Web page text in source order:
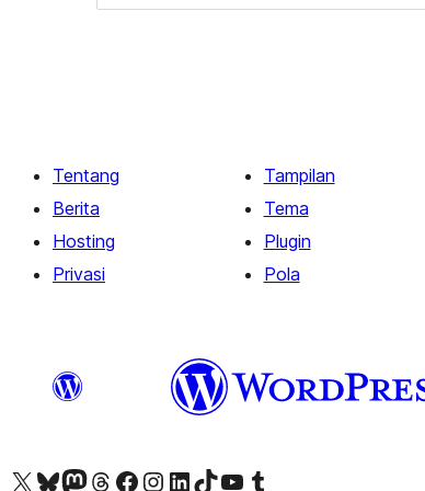
Tentang
Berita
Hosting
Privasi
Tampilan
Tema
Plugin
Pola
Kunjungi akun X (sebelumnya Twitter) kamiVisit our Bluesky account
Kunjungi akun Mastodon kami
Visit our Threads account
Kunjungi halaman Facebook kamiKunjungi akun Instagram kamiKunjungi akun LinkedIn kami
Visit our TikTok account
Kunjungi channel YouTube kamiVisit our Tumblr account